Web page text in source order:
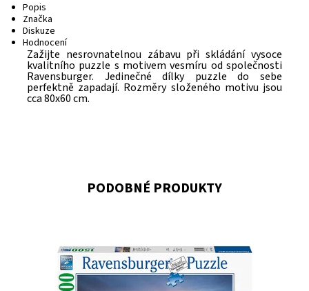
Popis
Značka
Diskuze
Hodnocení
Zažijte nesrovnatelnou zábavu při skládání vysoce
kvalitního puzzle s motivem vesmíru od společnosti
Ravensburger. Jedinečné dílky puzzle do sebe
perfektně zapadají. Rozměry složeného motivu jsou
cca 80x60 cm.
PODOBNÉ PRODUKTY
Dostupnost: Skladem3
9909